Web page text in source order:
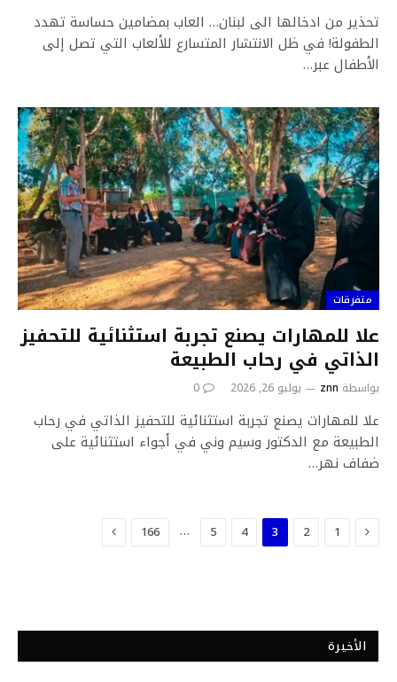
تحذير من ادخالها الى لبنان… العاب بمضامين حساسة تهدد
الطفولة! في ظل الانتشار المتسارع للألعاب التي تصل إلى
الأطفال عبر…
متفرقات
علا للمهارات يصنع تجربة استثنائية للتحفيز
الذاتي في رحاب الطبيعة
بواسطة znn يوليو 26, 2026 0
علا للمهارات يصنع تجربة استثنائية للتحفيز الذاتي في رحاب
الطبيعة مع الدكتور وسيم وني في أجواء استثنائية على
ضفاف نهر…
السابق
1
2
3
4
5
…
166 التالي
الأخيرة